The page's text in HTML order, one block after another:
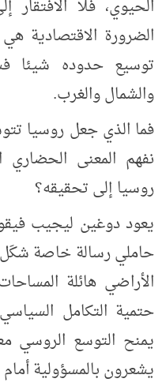
الحيوي، فلا الافتقار
الضرورة الاقتصادية
توسيع حدوده شيئا
والشمال والغرب.
فما الذي جعل روسيا
نفهم المعنى
روسيا إلى تحقيقه؟
يعود دوغين ليجيب
حاملي رسالة خاصة شكَل
الأراضي هائلة
حتمية التكامل
يمنح التوسع الروسي
يشعرون بالمسؤولية